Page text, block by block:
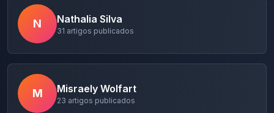
N Nathalia Silva
31 artigos publicados
M Misraely Wolfart
23 artigos publicados